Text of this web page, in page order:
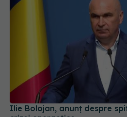
Ilie Bolojan, anunț despre